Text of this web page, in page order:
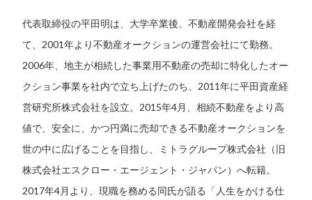
代表取締役の平田明は、大学卒業後、不動産開発会社を経
て、2001年より不動産オークションの運営会社にて勤務。
2006年、地主が相続した事業用不動産の売却に特化したオー
クション事業を社内で立ち上げたのち、2011年に平田資産経
営研究所株式会社を設立。2015年4月、相続不動産をより高
値で、安全に、かつ円満に売却できる不動産オークションを
世の中に広げることを目指し、ミトラグループ株式会社（旧
株式会社エスクロー・エージェント・ジャパン）へ転籍。
2017年4月より、現職を務める同氏が語る「人生をかける仕